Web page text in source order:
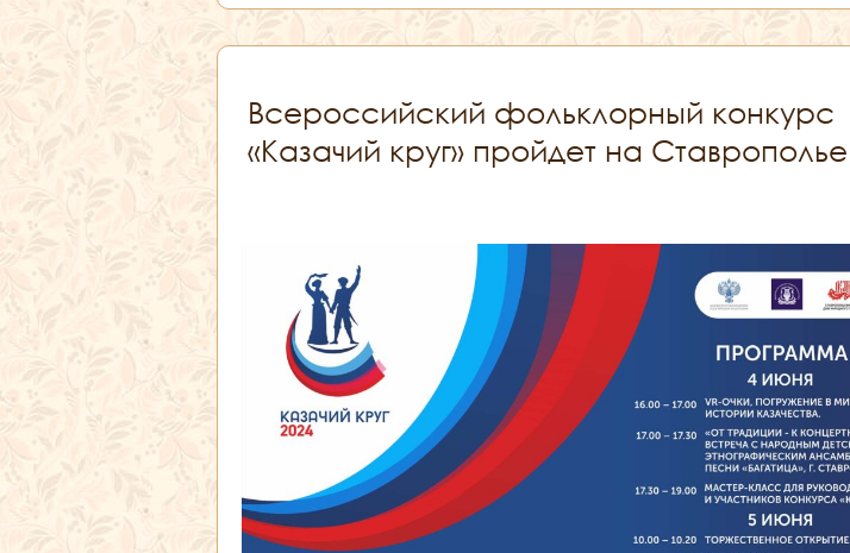
Всероссийский фольклорный конкурс
«Казачий круг» пройдет на Ставрополье